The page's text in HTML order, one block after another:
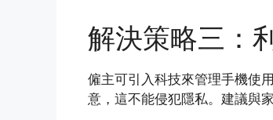
解決策略三：
僱主可引入科技來管理手機使
意，這不能侵犯隱私。建議與